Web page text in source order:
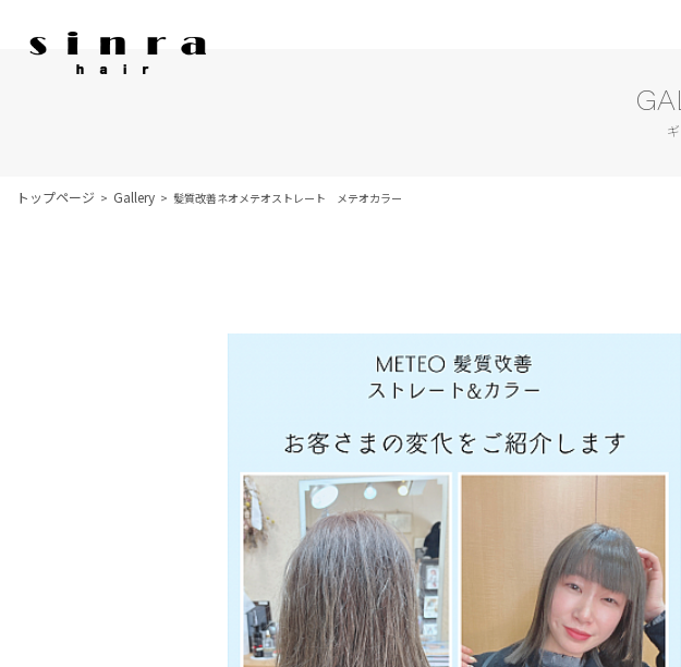
sinra
sinra
sinra
トップページ Gallery 髪質改善ネオメテオストレート メテオカラー